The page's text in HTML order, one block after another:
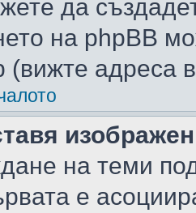
да
на phpBB
(вижте адреса
на теми
е